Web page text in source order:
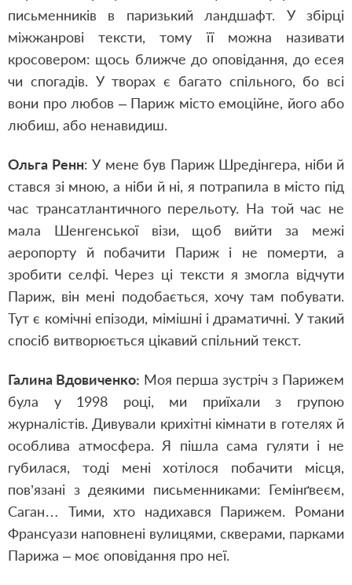
письменників в паризький ландшафт. У збірці
міжжанрові тексти, тому її можна називати
кросовером: щось ближче до оповідання, до есея
чи спогадів. У творах є багато спільного, бо всі
вони про любов – Париж місто емоційне, його або
любиш, або ненавидиш.
Ольга Ренн: У мене був Париж Шредінгера, ніби й
стався зі мною, а ніби й ні, я потрапила в місто під
час трансатлантичного перельоту. На той час не
мала Шенгенської візи, щоб вийти за межі
аеропорту й побачити Париж і не померти, а
зробити селфі. Через ці тексти я змогла відчути
Париж, він мені подобається, хочу там побувати.
Тут є комічні епізоди, мімішні і драматичні. У такий
спосіб витворюється цікавий спільний текст.
Галина Вдовиченко: Моя перша зустріч з Парижем
була у 1998 році, ми приїхали з групою
журналістів. Дивували крихітні кімнати в готелях й
особлива атмосфера. Я пішла сама гуляти і не
губилася, тоді мені хотілося побачити місця,
пов’язані з деякими письменниками: Гемінґвеєм,
Саган… Тими, хто надихався Парижем. Романи
Франсуази наповнені вулицями, скверами, парками
Парижа – моє оповідання про неї.